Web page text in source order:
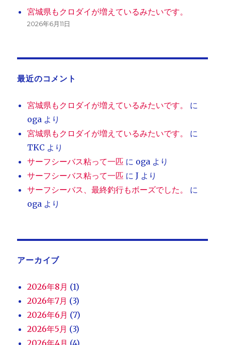
宮城県もクロダイが増えているみたいです。
2026年6月11日
最近のコメント
宮城県もクロダイが増えているみたいです。
に
oga より
宮城県もクロダイが増えているみたいです。
に
TKC より
サーフシーバス粘って一匹 に oga より
サーフシーバス粘って一匹 にJ より
サーフシーバス、最終釣行もボーズでした。
に
oga より
アーカイブ
2026年8月 (1)
2026年7月 (3)
2026年6月 (7)
2026年5月 (3)
2026年4月 (4)